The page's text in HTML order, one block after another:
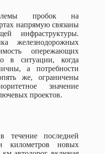
пробок на
напрямую связаны
инфраструктуры.
железнодорожных
опережающих
в ситуации, когда
а потребности
же, ограничены
значение
проектов.
последней
километров новых